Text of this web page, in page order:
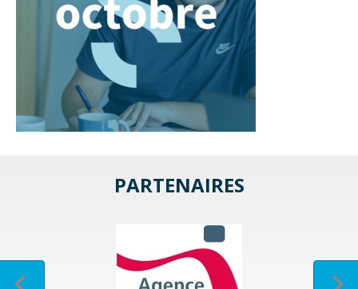
PARTENAIRES